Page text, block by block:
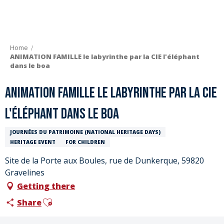
Home
ANIMATION FAMILLE le labyrinthe par la CIE l'éléphant
dans le boa
ANIMATION FAMILLE le labyrinthe par la CIE
l'éléphant dans le boa
JOURNÉES DU PATRIMOINE (NATIONAL HERITAGE DAYS)
HERITAGE EVENT
FOR CHILDREN
Site de la Porte aux Boules, rue de Dunkerque, 59820
Gravelines
Getting there
ShareAjouter aux favoris